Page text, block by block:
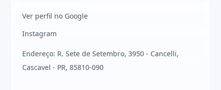
Ver perfil no Google
Instagram
Endereço: R. Sete de Setembro, 3950 - Cancelli,
Cascavel - PR, 85810-090